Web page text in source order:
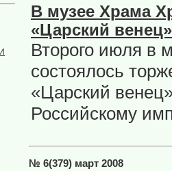
В музее Храма
«Царский венец»
Второго июля в
состоялось
«Царский
Российскому
№ 6(379) март 2008